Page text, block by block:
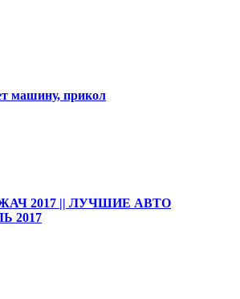
машину, прикол
2017 || ЛУЧШИЕ АВТО
2017